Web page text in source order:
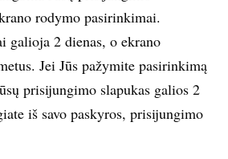
rodymo pasirinkimai.
galioja 2 dienas, o ekrano
Jei Jūs pažymite pasirinkimą
prisijungimo slapukas galios 2
iš savo paskyros, prisijungimo